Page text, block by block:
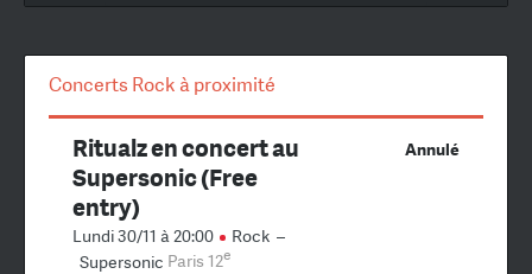
Concerts Rock à proximité
Annulé
Ritualz en concert au
Supersonic (Free
entry)
Lundi 30/11 à 20:00 Rock –
Supersonic Paris 12e